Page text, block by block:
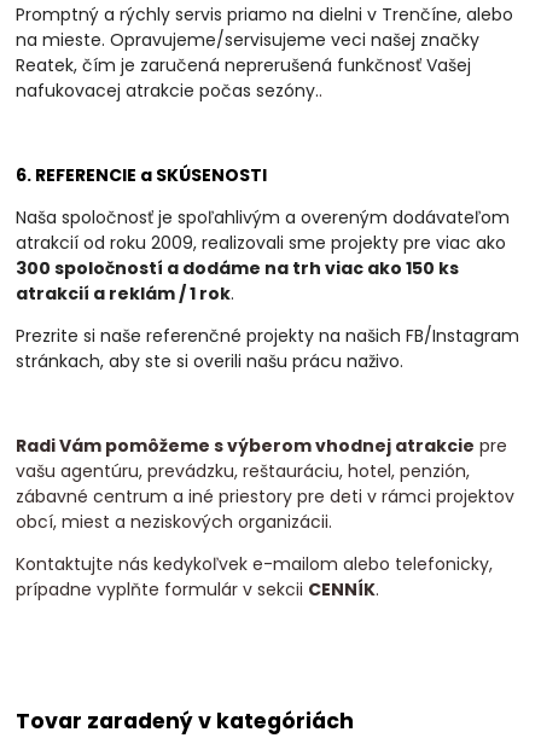
Promptný a rýchly servis priamo na dielni v Trenčíne, alebo
na mieste. Opravujeme/servisujeme veci našej značky
Reatek, čím je zaručená neprerušená funkčnosť Vašej
nafukovacej atrakcie počas sezóny..
6. REFERENCIE a SKÚSENOSTI
Naša spoločnosť je spoľahlivým a overeným dodávateľom
atrakcií od roku 2009, realizovalisme projekty pre viac ako
300 spoločností a dodáme na trh viac ako 150 ks
atrakcií a reklám / 1 rok.
Prezrite si naše referenčné projekty na našich FB/Instagram
stránkach, aby ste si overili našu prácu naživo.
Radi Vám pomôžeme s výberom vhodnej atrakcie pre
vašu agentúru, prevádzku, reštauráciu, hotel, penzión,
zábavné centrum a iné priestory pre deti v rámci projektov
obcí, miest a neziskových organizácii.
Kontaktujte nás kedykoľvek e-mailom alebo telefonicky,
prípadne vyplňte formulár v sekcii CENNÍK.
Tovar zaradený v kategóriách